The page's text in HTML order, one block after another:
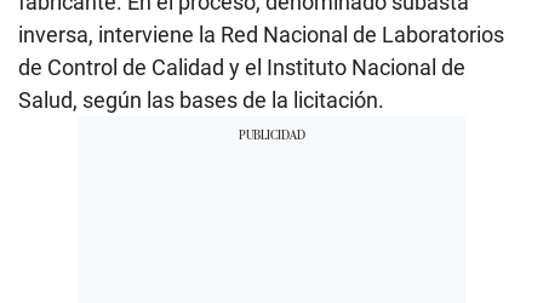
inversa, interviene la Red Nacional de Laboratorios
de Control de Calidad y el Instituto Nacional de
Salud, según las bases de la licitación.